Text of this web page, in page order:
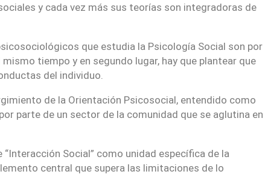
y cada vez más sus teorías son integradoras de
que estudia la Psicología Social son por
tiempo y en segundo lugar, hay que plantear que
del individuo.
de la Orientación Psicosocial, entendido como
parte de un sector de la comunidad que se aglutina en
Social” como unidad específica de la
central que supera las limitaciones de lo